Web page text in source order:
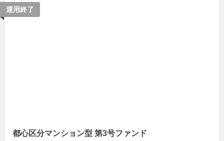
運用終了
都心区分マンション型 第3号ファンド